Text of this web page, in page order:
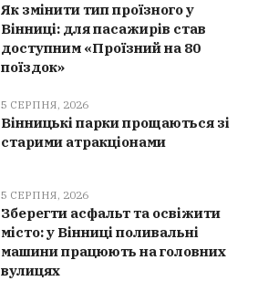
Як змінити тип проїзного у
Вінниці: для пасажирів став
доступним «Проїзний на 80
поїздок»
5 СЕРПНЯ, 2026
Вінницькі парки прощаються зі
старими атракціонами
5 СЕРПНЯ, 2026
Зберегти асфальт та освіжити
місто: у Вінниці поливальні
машини працюють на головних
вулицях